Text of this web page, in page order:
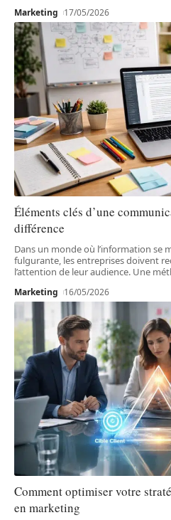
Marketing 17/05/2026
Éléments clés d’une
différence
Dans un monde où l’information se
fulgurante, les entreprises doivent
l’attention de leur audience. Une
Marketing 16/05/2026
Comment optimiser votre
en marketing